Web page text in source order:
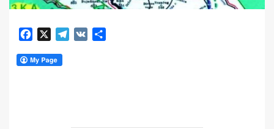
Facebook Telegram
VK